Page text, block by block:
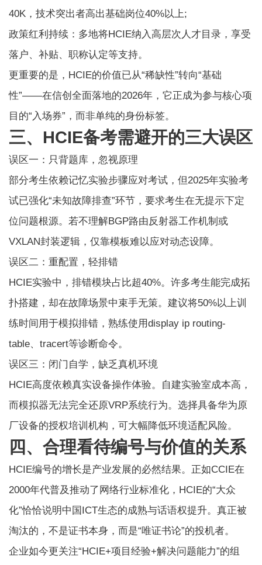
40K，技术突出者高出基础岗位40%以上;
政策红利持续：多地将HCIE纳入高层次人才目录，享受
落户、补贴、职称认定等支持。
更重要的是，HCIE的价值已从“稀缺性”转向“基础
性”——在信创全面落地的2026年，它正成为参与核心项
目的“入场券”，而非单纯的身份标签。
三、HCIE备考需避开的三大误区
误区一：只背题库，忽视原理
部分考生依赖记忆实验步骤应对考试，但2025年实验考
试已强化“未知故障排查”环节，要求考生在无提示下定
位问题根源。若不理解BGP路由反射器工作机制或
VXLAN封装逻辑，仅靠模板难以应对动态设障。
误区二：重配置，轻排错
HCIE实验中，排错模块占比超40%。许多考生能完成拓
扑搭建，却在故障场景中束手无策。建议将50%以上训
练时间用于模拟排错，熟练使用display ip routing-
table、tracert等诊断命令。
误区三：闭门自学，缺乏真机环境
HCIE高度依赖真实设备操作体验。自建实验室成本高，
而模拟器无法完全还原VRP系统行为。选择具备华为原
厂设备的授权培训机构，可大幅降低环境适配风险。
四、合理看待编号与价值的关系
HCIE编号的增长是产业发展的必然结果。正如CCIE在
2000年代普及推动了网络行业标准化，HCIE的“大众
化”恰恰说明中国ICT生态的成熟与话语权提升。真正被
淘汰的，不是证书本身，而是“唯证书论”的投机者。
企业如今更关注“HCIE+项目经验+解决问题能力”的组